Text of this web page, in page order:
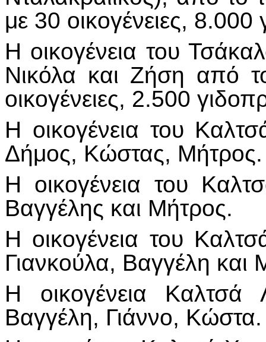
με 30 οικογένειες,
Η οικογένεια του
Νικόλα και Ζήση από
οικογένειες, 2.500
Η οικογένεια του
Δήμος, Κώστας, Μήτρος.
Η οικογένεια του
Βαγγέλης και Μήτρος.
Η οικογένεια του
Γιανκούλα, Βαγγέλη και
Η οικογένεια
Βαγγέλη, Γιάννο, Κώστα.